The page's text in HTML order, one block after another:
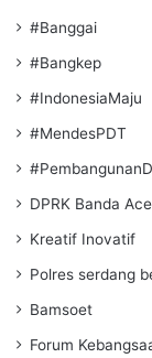
#Banggai
#Bangkep
#IndonesiaMaju
#MendesPDT
DPRK Banda
Kreatif Inovatif
Polres serdang
Bamsoet
Forum